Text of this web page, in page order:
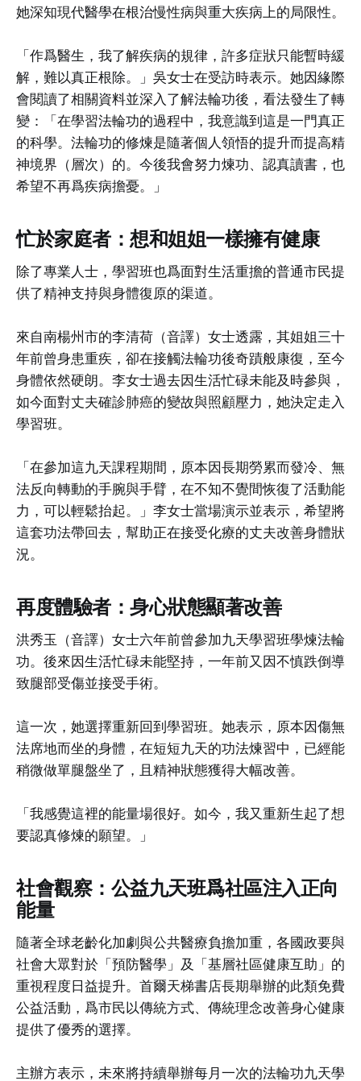
她深知現代醫學在根治慢性病與重大疾病上的局限性。
「作爲醫生，我了解疾病的規律，許多症狀只能暫時緩
解，難以真正根除。」吳女士在受訪時表示。她因緣際
會閱讀了相關資料並深入了解法輪功後，看法發生了轉
變：「在學習法輪功的過程中，我意識到這是一門真正
的科學。法輪功的修煉是隨著個人領悟的提升而提高精
神境界（層次）的。今後我會努力煉功、認真讀書，也
希望不再爲疾病擔憂。」
忙於家庭者：想和姐姐一樣擁有健康
除了專業人士，學習班也爲面對生活重擔的普通市民提
供了精神支持與身體復原的渠道。
來自南楊州市的李清荷（音譯）女士透露，其姐姐三十
年前曾身患重疾，卻在接觸法輪功後奇蹟般康復，至今
身體依然硬朗。李女士過去因生活忙碌未能及時參與，
如今面對丈夫確診肺癌的變故與照顧壓力，她決定走入
學習班。
「在參加這九天課程期間，原本因長期勞累而發冷、無
法反向轉動的手腕與手臂，在不知不覺間恢復了活動能
力，可以輕鬆抬起。」李女士當場演示並表示，希望將
這套功法帶回去，幫助正在接受化療的丈夫改善身體狀
況。
再度體驗者：身心狀態顯著改善
洪秀玉（音譯）女士六年前曾參加九天學習班學煉法輪
功。後來因生活忙碌未能堅持，一年前又因不慎跌倒導
致腿部受傷並接受手術。
這一次，她選擇重新回到學習班。她表示，原本因傷無
法席地而坐的身體，在短短九天的功法煉習中，已經能
稍微做單腿盤坐了，且精神狀態獲得大幅改善。
「我感覺這裡的能量場很好。如今，我又重新生起了想
要認真修煉的願望。」
社會觀察：公益九天班爲社區注入正向
能量
隨著全球老齡化加劇與公共醫療負擔加重，各國政要與
社會大眾對於「預防醫學」及「基層社區健康互助」的
重視程度日益提升。首爾天梯書店長期舉辦的此類免費
公益活動，爲市民以傳統方式、傳統理念改善身心健康
提供了優秀的選擇。
主辦方表示，未來將持續舉辦每月一次的法輪功九天學